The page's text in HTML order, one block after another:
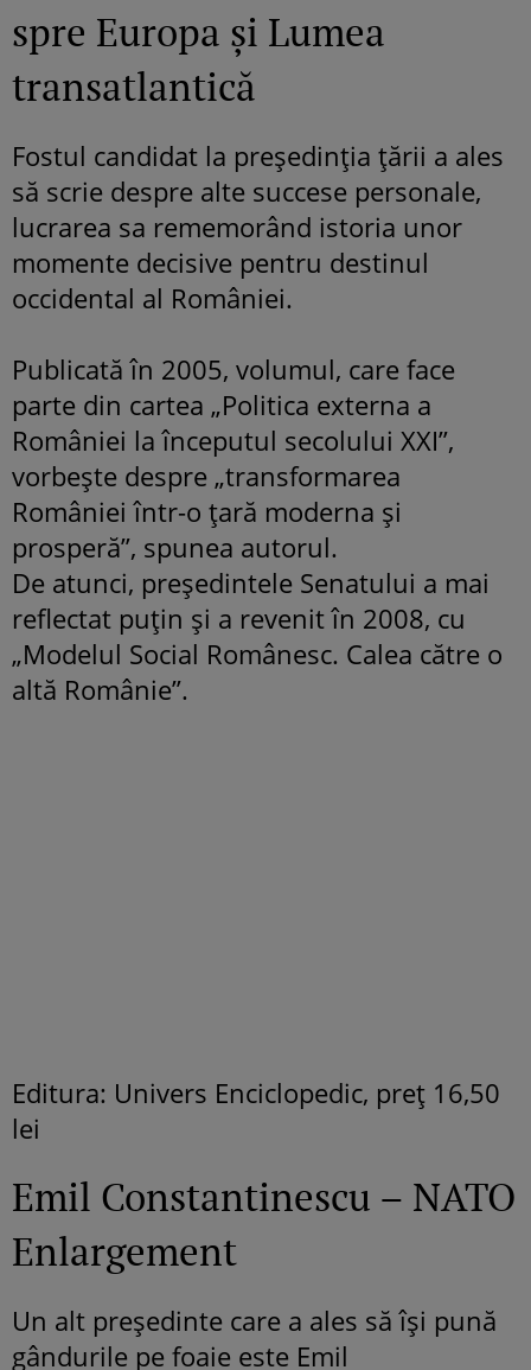
spre Europa şi Lumea
transatlantică
Fostul candidat la preşedinţia ţării a ales
să scrie despre alte succese personale,
lucrarea sa rememorând istoria unor
momente decisive pentru destinul
occidental al României.
Publicată în 2005, volumul, care face
parte din cartea „Politica externa a
României la începutul secolului XXI”,
vorbeşte despre „transformarea
României într-o ţară moderna şi
prosperă”, spunea autorul.
De atunci, preşedintele Senatului a mai
reflectat puţin şi a revenit în 2008, cu
„Modelul Social Românesc. Calea către o
altă Românie”.
Editura: Univers Enciclopedic, preţ 16,50
lei
Emil Constantinescu – NATO
Enlargement
Un alt preşedinte care a ales să îşi pună
gândurile pe foaie este Emil